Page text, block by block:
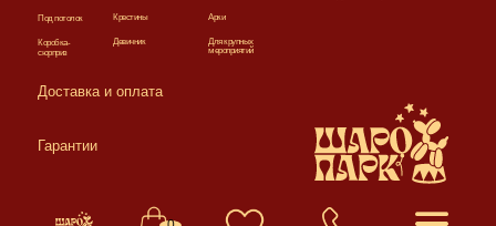
Арки
Для крупных
мероприятий
Крестины
Девичник
Под потолок
Коробка-
сюрприз
Доставка и оплата
Гарантии